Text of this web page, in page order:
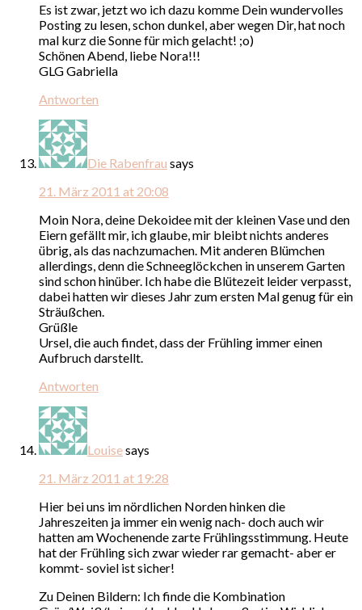
Es ist zwar, jetzt wo ich dazu komme Dein wundervolles
Posting zu lesen, schon dunkel, aber wegen Dir, hat noch
mal kurz die Sonne für mich gelacht! ;o)
Schönen Abend, liebe Nora!!!
GLG Gabriella
Antworten
Die Rabenfrau says
21. März 2011 at 20:08
Moin Nora, deine Dekoidee mit der kleinen Vase und den
Eiern gefällt mir, ich glaube, mir bleibt nichts anderes
übrig, als das nachzumachen. Mit anderen Blümchen
allerdings, denn die Schneeglöckchen in unserem Garten
sind schon hinüber. Ich habe die Blütezeit leider verpasst,
dabei hatten wir dieses Jahr zum ersten Mal genug für ein
Sträußchen.
Grüßle
Ursel, die auch findet, dass der Frühling immer einen
Aufbruch darstellt.
Antworten
Louisesays
21. März 2011 at 19:28
Hier bei uns im nördlichen Norden hinken die
Jahreszeiten ja immer ein wenig nach- doch auch wir
hatten am Wochenende zarte Frühlingsstimmung. Heute
hat der Frühling sich zwar wieder rar gemacht- aber er
kommt- soviel ist sicher!
Zu Deinen Bildern: Ich finde die Kombination